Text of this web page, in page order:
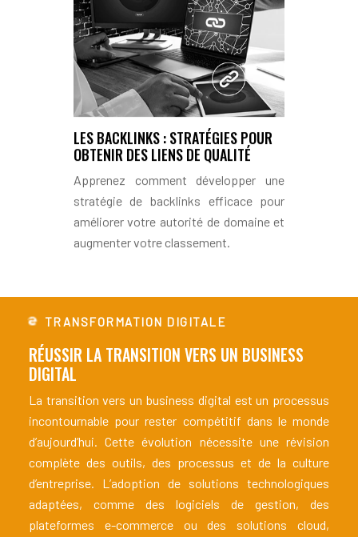
LES BACKLINKS : STRATÉGIES POUR
OBTENIR DES LIENS DE QUALITÉ
Apprenez comment développer une
stratégie de backlinks efficace pour
améliorer votre autorité de domaine et
augmenter votre classement.
TRANSFORMATION DIGITALE
RÉUSSIR LA TRANSITION VERS UN BUSINESS
DIGITAL
La transition vers un business digital est un processus
incontournable pour rester compétitif dans le monde
d’aujourd’hui. Cette évolution nécessite une révision
complète des outils, des processus et de la culture
d’entreprise. L’adoption de solutions technologiques
adaptées, comme des logiciels de gestion, des
plateformes e-commerce ou des solutions cloud,